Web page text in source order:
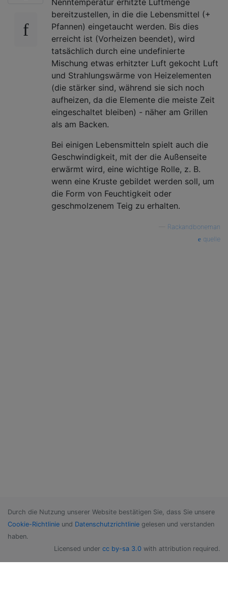
bereitzustellen, in die die Lebensmittel (+
Pfannen) eingetaucht werden. Bis dies
erreicht ist (Vorheizen beendet), wird
tatsächlich durch eine undefinierte
Mischung etwas erhitzter Luft gekocht Luft
und Strahlungswärme von Heizelementen
(die stärker sind, während sie sich noch
aufheizen, da die Elemente die meiste Zeit
eingeschaltet bleiben) - näher am Grillen
als am Backen.
Bei einigen Lebensmitteln spielt auch die
Geschwindigkeit, mit der die Außenseite
erwärmt wird, eine wichtige Rolle, z. B.
wenn eine Kruste gebildet werden soll, um
die Form von Feuchtigkeit oder
geschmolzenem Teig zu erhalten.
Rackandboneman
quelle
Durch die Nutzung unserer Website bestätigen Sie, dass Sie unsere
Cookie-Richtlinie und Datenschutzrichtlinie gelesen und verstanden
haben.
Licensed under cc by-sa 3.0 with attribution required.